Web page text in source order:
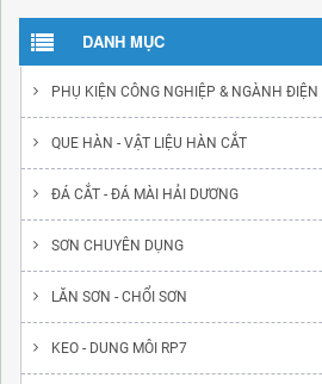
DANH MỤC
PHỤ KIỆN CÔNG NGHIỆP & NGÀNH ĐIỆN
QUE HÀN - VẬT LIỆU HÀN CẮT
ĐÁ CẮT - ĐÁ MÀI HẢI DƯƠNG
SƠN CHUYÊN DỤNG
LĂN SƠN - CHỔI SƠN
KEO - DUNG MÔI RP7